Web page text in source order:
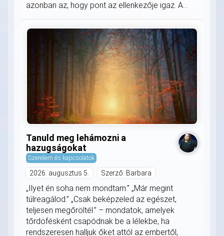
azonban az, hogy pont az ellenkezője igaz. A...
Tanuld meg lehámozni a
hazugságokat
Szerelem és kapcsolatok
2026. augusztus 5. Szerző: Barbara
„Ilyet én soha nem mondtam.” „Már megint
túlreagálod.” „Csak beképzeled az egészet,
teljesen megőröltél.” – mondatok, amelyek
tőrdöfésként csapódnak be a lélekbe, ha
rendszeresen halljuk őket attól az embertől,